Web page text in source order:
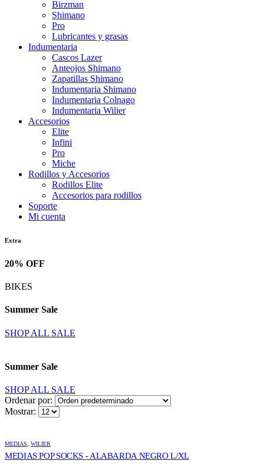
Birzman
Shimano
Pro
Lubricantes y grasas
Indumentaria
Cascos Lazer
Anteojos Shimano
Zapatillas Shimano
Indumentaria Shimano
Indumentaria Colnago
Indumentaria Wilier
Accesorios
Elite
Infini
Pro
Miche
Rodillos y Accesorios
Rodillos Elite
Accesorios para rodillos
Soporte
Mi cuenta
Extra
20% OFF
BIKES
Summer Sale
SHOP ALL SALE
Summer Sale
SHOP ALL SALE
Ordenar por:
Mostrar:
MEDIAS, WILIER
MEDIAS POP SOCKS - ALABARDA NEGRO L/XL